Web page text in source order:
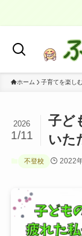
ホーム 子育てを楽し
子ど
いた
2026
1/11
不登校 2022